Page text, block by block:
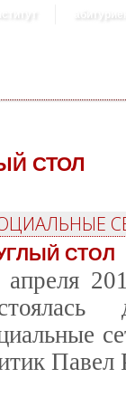
СТОЛ
СТОЛ
апреля
Павел